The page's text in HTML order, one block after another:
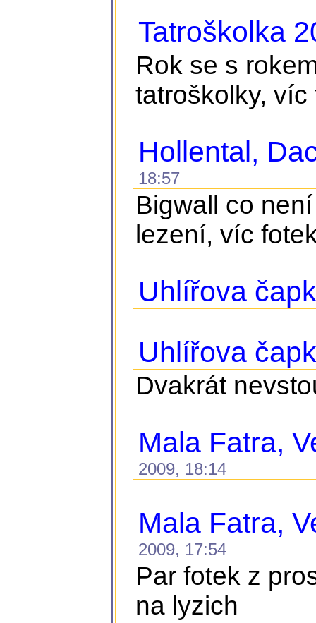
Tatroškolka
Rok se s
tatroškolky,
Hollental,
18:57
Bigwall co
lezení, víc
Uhlířova
Uhlířova
Dvakrát
Mala Fatra,
2009, 18:14
Mala Fatra,
2009, 17:54
Par fotek z
na lyzich